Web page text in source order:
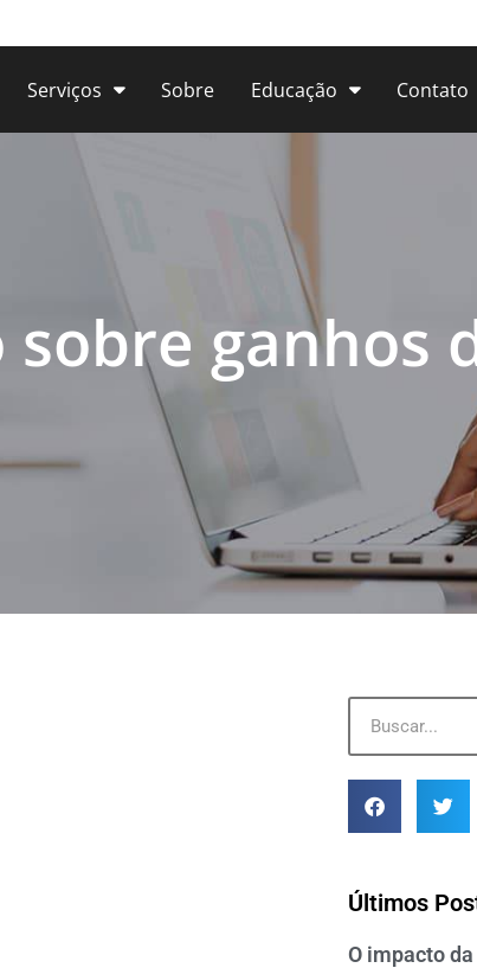
Serviços Sobre Educação Contato
ganhos
Últimos
O impacto